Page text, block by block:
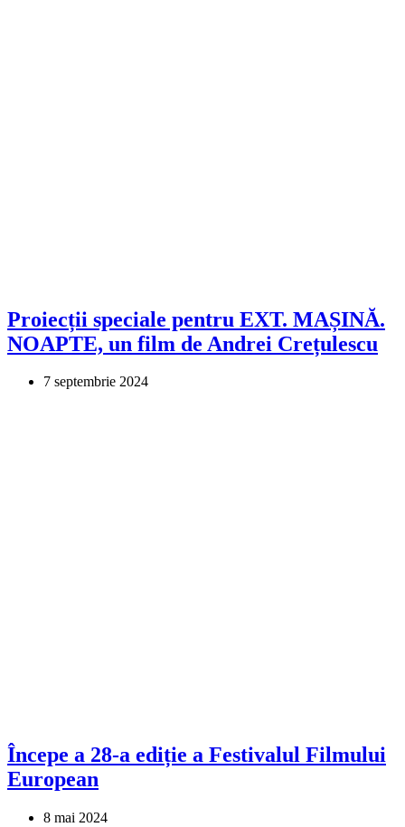
Proiecții speciale pentru EXT. MAȘINĂ.
NOAPTE, un film de Andrei Crețulescu
7 septembrie 2024
Începe a 28-a ediție a Festivalul Filmului
European
8 mai 2024